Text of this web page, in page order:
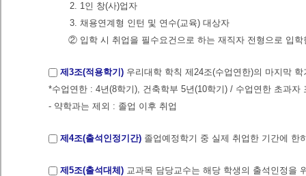
2. 1인 창(사)업자
3. 채용연계형 인턴 및 연수(교육) 대상자
② 입학 시 취업을 필수요건으로 하는 재직자 전형으로 입
제3조(적용학기) 우리대학 학칙 제24조(수업연한)의 마지막
*수업연한 : 4년(8학기), 건축학부 5년(10학기) / 수업연한 초과자
- 약학과는 제외 : 졸업 이후 취업
제4조(출석인정기간) 졸업예정학기 중 실제 취업한 기간에 한
제5조(출석대체) 교과목 담당교수는 해당 학생의 출석인정을